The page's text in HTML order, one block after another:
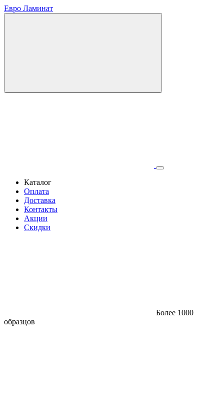
Евро Ламинат
Каталог
Оплата
Доставка
Контакты
Акции
Скидки
Более 1000
образцов